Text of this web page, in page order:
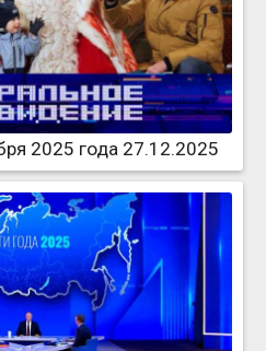
2025 года 27.12.2025